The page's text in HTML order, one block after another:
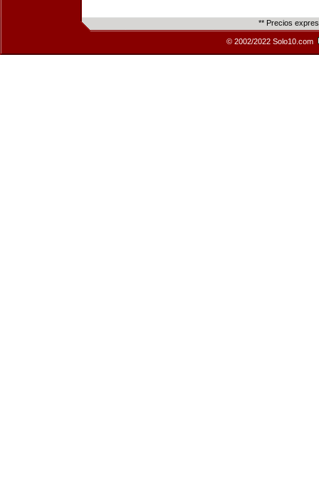
** Precios
© 2002/2022 Solo10.com